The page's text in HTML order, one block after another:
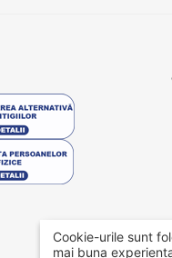
Cookie-urile sunt
mai buna